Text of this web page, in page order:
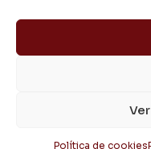
Política de cookies
Política de